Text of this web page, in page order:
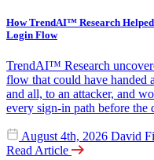
How TrendAI™ Research
Login Flow
TrendAI™ Research
flow that could have handed
and all, to an attacker, and
every sign-in path before the
August 4th, 2026 David
Read Article